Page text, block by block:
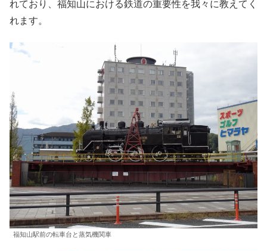
れており、福知山における鉄道の重要性を我々に教えてく
れます。
福知山駅前の転車台と蒸気機関車